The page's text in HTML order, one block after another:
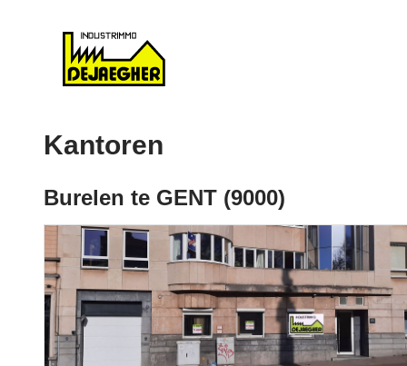
Kantoren
Burelen te GENT (9000)